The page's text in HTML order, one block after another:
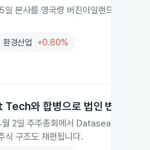
본사를 영국령 버진아일랜드로 옮기
환경산업 +0.80%
와 합병으로 법인 변경 추진
2일 주주총회에서 Datasea
식 구조도 재편됩니다.